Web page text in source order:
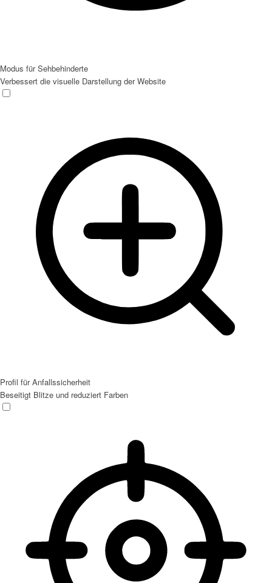
Modus für Sehbehinderte
Verbessert die visuelle Darstellung der Website
Profil für Anfallssicherheit
Beseitigt Blitze und reduziert Farben